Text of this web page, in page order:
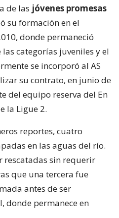
de las jóvenes promesas
su formación en el
donde permaneció
categorías juveniles y el
se incorporó al AS
su contrato, en junio de
del equipo reserva del En
la Ligue 2.
reportes, cuatro
en las aguas del río.
rescatadas sin requerir
que una tercera fue
antes de ser
donde permanece en